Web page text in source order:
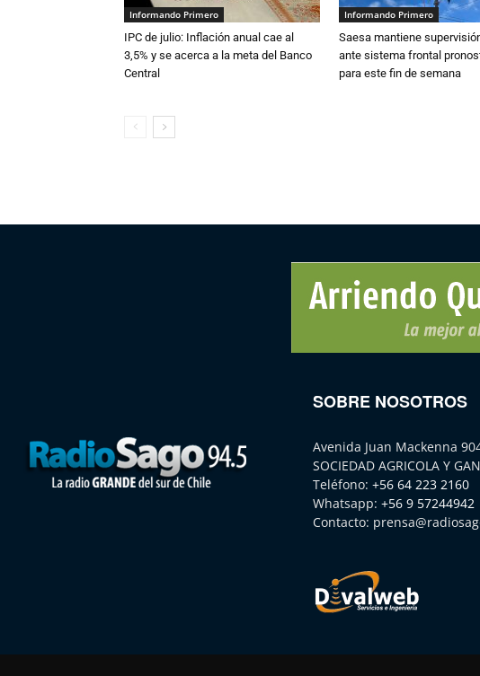
Informando Primero
IPC de julio: Inflación anual cae al
3,5% y se acerca a la meta del Banco
Central
Informando Primero
Saesa mantiene
ante sistema frontal
para este fin de semana
SOBRE NOSOTROS
Avenida Juan Mackenna
SOCIEDAD AGRICOLA Y
Teléfono: +56 64 223 2160
Whatsapp: +56 9 57244942
Contacto: